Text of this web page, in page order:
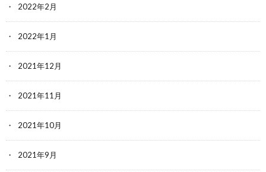
2022年2月
2022年1月
2021年12月
2021年11月
2021年10月
2021年9月